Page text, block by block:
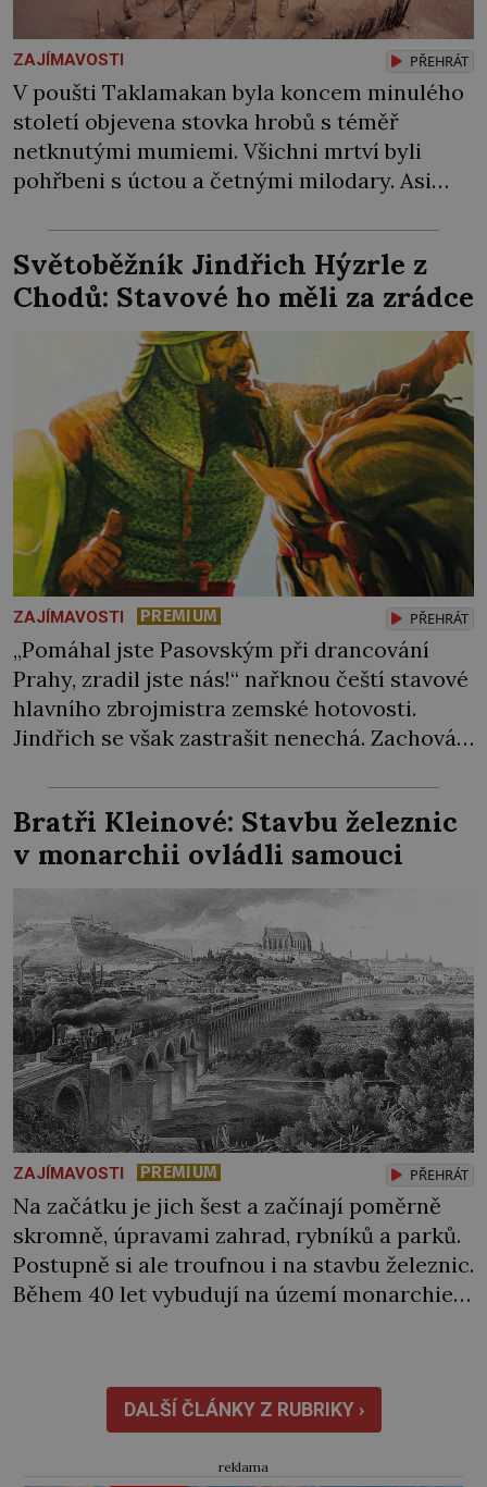
ZAJÍMAVOSTI PŘEHRÁT
V poušti Taklamakan byla koncem minulého
století objevena stovka hrobů s téměř
netknutými mumiemi. Všichni mrtví byli
pohřbeni s úctou a četnými milodary. Asi
chlapečka s modrou filcovou čapkou, z níž se
draly blonďaté vlásky. Fakt, že jsou těla
dávných lidí nesmírně dobře zachovalá,
přičítají odborníci zdejším klimatickým
podmínkám. Sucho, prosolené písky a
extrémně […]
Světoběžník Jindřich Hýzrle z
Chodů: Stavové ho měli za zrádce
ZAJÍMAVOSTI PREMIUM PŘEHRÁT
„Pomáhal jste Pasovským při drancování
Prahy, zradil jste nás!“ nařknou čeští stavové
hlavního zbrojmistra zemské hotovosti.
Jindřich se však zastrašit nenechá. Zachová
cejchu zrádce se už nezbaví… Tři roky
stačily! Škola pro něj není. Jindřich Michal
Hýzrle z Chodů (1575–1665) se v ní nudí. 10letý
chlapec chce procestovat […]
Bratři Kleinové: Stavbu železnic
v monarchii ovládli samouci
ZAJÍMAVOSTI PREMIUM PŘEHRÁT
Na začátku je jich šest a začínají poměrně
skromně, úpravami zahrad, rybníků a parků.
Postupně si ale troufnou i na stavbu železnic.
Během 40 let vybudují na území monarchie
ducha zdědí bratři Kleinové po otci
Johannovi (1756–1835), který má malý statek
na Jesenicku […]
DALŠÍ ČLÁNKY Z RUBRIKY ›
reklama